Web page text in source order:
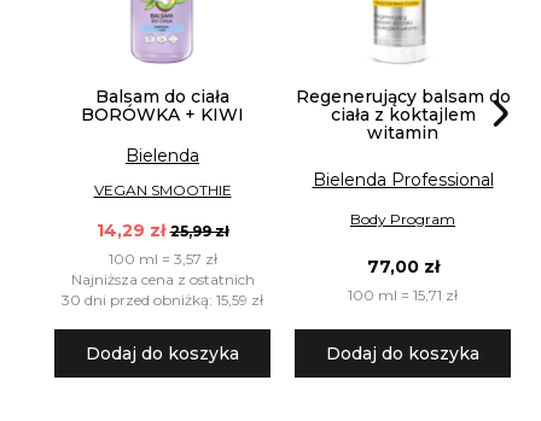
Balsam do ciała
BORÓWKA + KIWI
Bielenda
VEGAN SMOOTHIE
14,29 zł 25,99 zł
100 ml = 3,57 zł
Najniższa cena z ostatnich
30 dni przed obniżką: 15,59 zł
Dodaj do koszyka
Regenerujący balsam do
ciała z koktajlem
witamin
Bielenda Professional
Body Program
77,00 zł
100 ml = 15,71 zł
Dodaj do koszyka